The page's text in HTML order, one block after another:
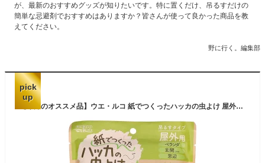
が、最新のおすすめグッズが知りたいです。特に置くだけ、吊るすだけの
簡単な忌避剤でおすすめはありますか？皆さんが使って良かった商品を教
えてください。
野に行く。編集部
pick
up
【今月のオススメ品】ウエ・ルコ 紙でつくったハッカの虫よけ 屋外用 吊るすタイプ 100g